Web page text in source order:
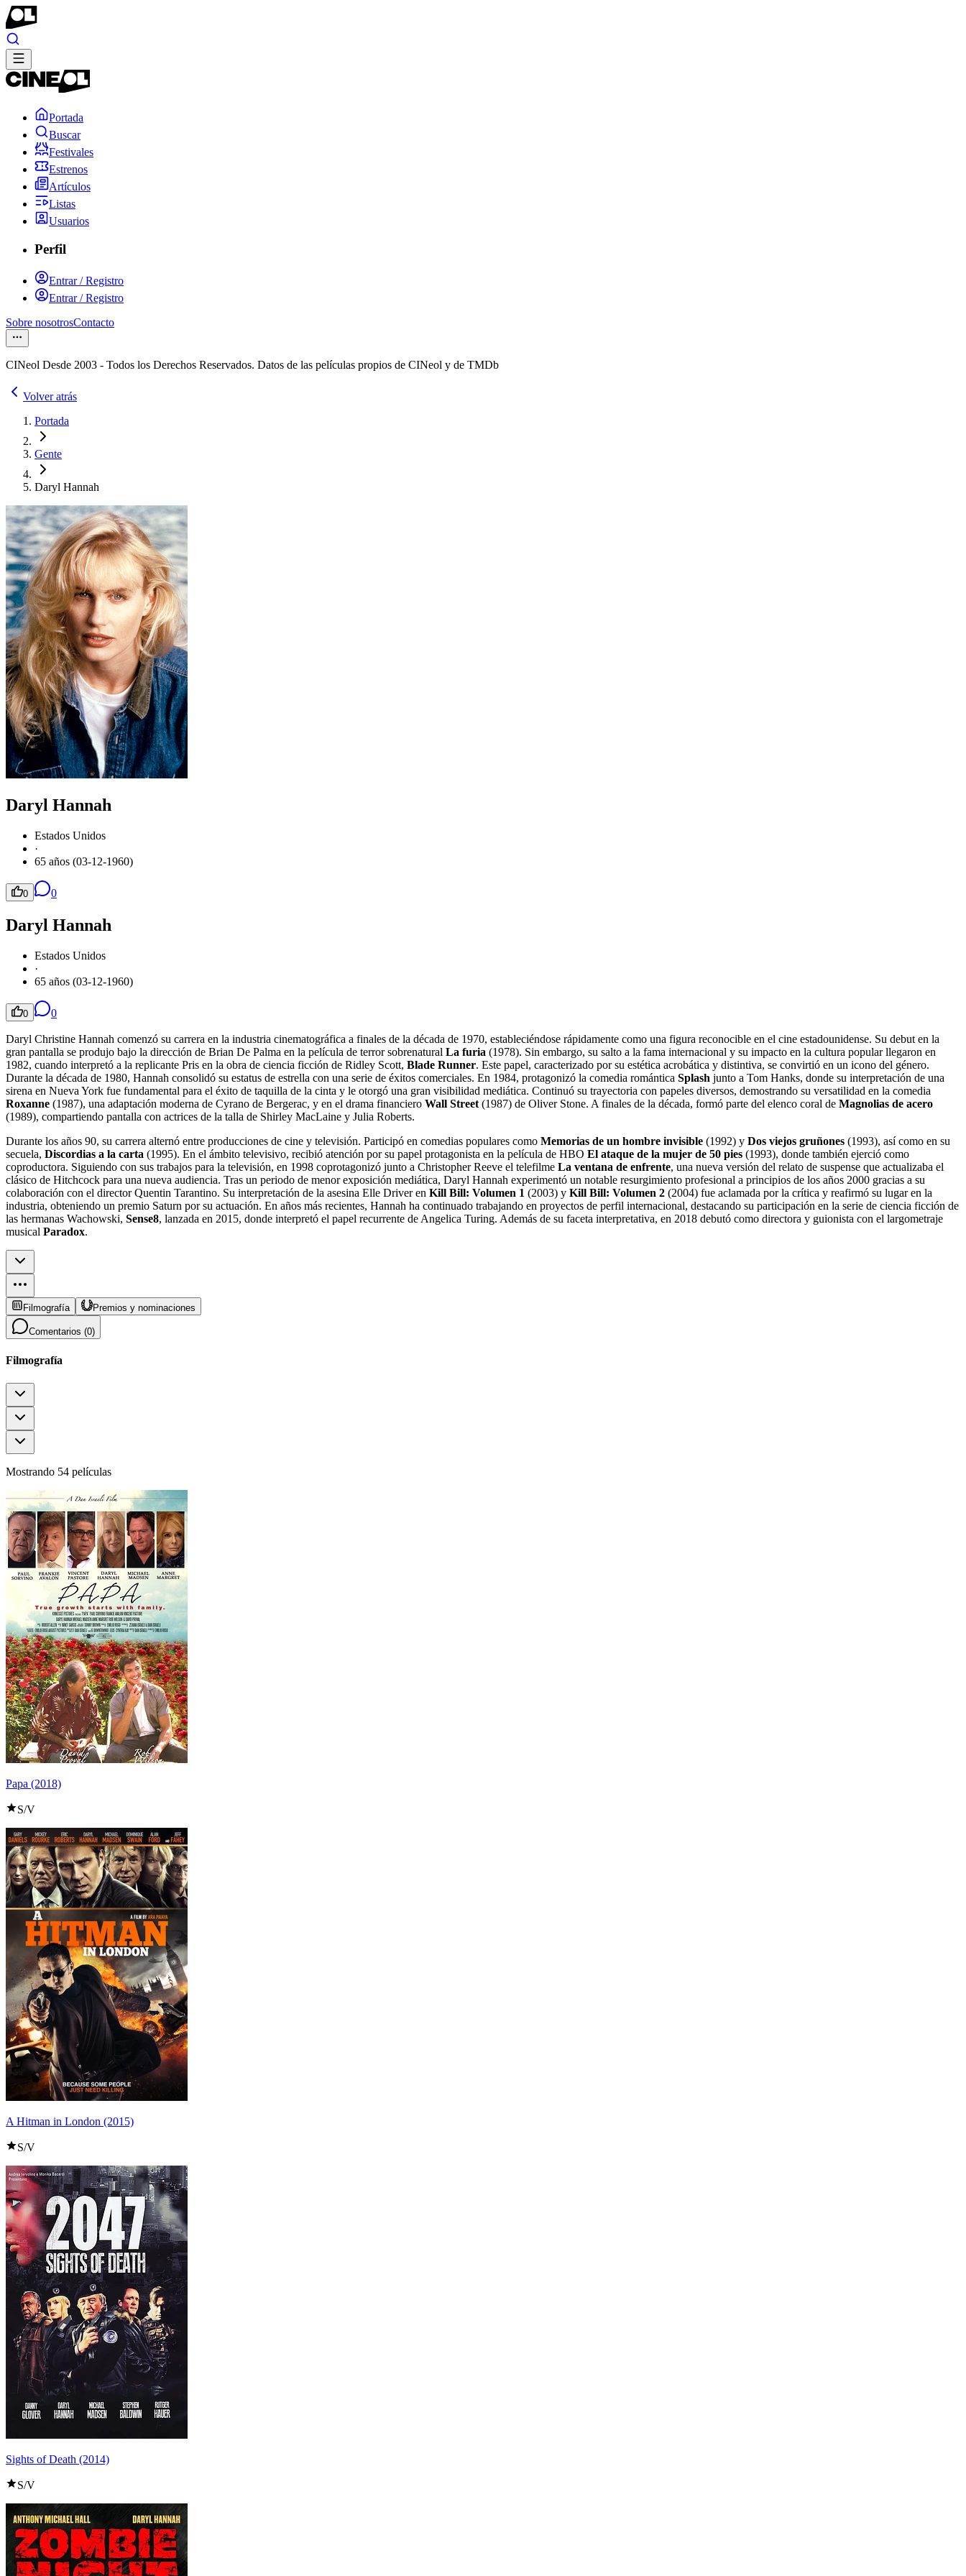
Portada
Buscar
Festivales
Estrenos
Artículos
Listas
Usuarios
Perfil
Entrar / Registro
Entrar / Registro
Sobre nosotrosContacto
CINeol Desde 2003 - Todos los Derechos Reservados. Datos de las películas propios de CINeol y de TMDb
Volver atrás
Portada
Gente
Daryl Hannah
Daryl Hannah
Estados Unidos
·
65 años (03-12-1960)
0 0
Daryl Hannah
Estados Unidos
·
65 años (03-12-1960)
0 0
Daryl Christine Hannah comenzó su carrera en la industria cinematográfica a finales de la década de 1970, estableciéndose rápidamente como una figura reconocible en el cine estadounidense. Su debut en la
gran pantalla se produjo bajo la dirección de Brian De Palma en la película de terror sobrenatural La furia (1978). Sin embargo, su salto a la fama internacional y su impacto en la cultura popular llegaron en
1982, cuando interpretó a la replicante Pris en la obra de ciencia ficción de Ridley Scott, Blade Runner. Este papel, caracterizado por su estética acrobática y distintiva, se convirtió en un icono del género.
Durante la década de 1980, Hannah consolidó su estatus de estrella con una serie de éxitos comerciales. En 1984, protagonizó la comedia romántica Splash junto a Tom Hanks, donde su interpretación de una
sirena en Nueva York fue fundamental para el éxito de taquilla de la cinta y le otorgó una gran visibilidad mediática. Continuó su trayectoria con papeles diversos, demostrando su versatilidad en la comedia
Roxanne (1987), una adaptación moderna de Cyrano de Bergerac, y en el drama financiero Wall Street (1987) de Oliver Stone. A finales de la década, formó parte del elenco coral de Magnolias de acero
(1989), compartiendo pantalla con actrices de la talla de Shirley MacLaine y Julia Roberts.
Durante los años 90, su carrera alternó entre producciones de cine y televisión. Participó en comedias populares como Memorias de un hombre invisible (1992) y Dos viejos gruñones (1993), así como en su
secuela, Discordias a la carta (1995). En el ámbito televisivo, recibió atención por su papel protagonista en la película de HBO El ataque de la mujer de 50 pies (1993), donde también ejerció como
coproductora. Siguiendo con sus trabajos para la televisión, en 1998 coprotagonizó junto a Christopher Reeve el telefilme La ventana de enfrente, una nueva versión del relato de suspense que actualizaba el
clásico de Hitchcock para una nueva audiencia. Tras un periodo de menor exposición mediática, Daryl Hannah experimentó un notable resurgimiento profesional a principios de los años 2000 gracias a su
colaboración con el director Quentin Tarantino. Su interpretación de la asesina Elle Driver en Kill Bill: Volumen 1 (2003) y Kill Bill: Volumen 2 (2004) fue aclamada por la crítica y reafirmó su lugar en la
industria, obteniendo un premio Saturn por su actuación. En años más recientes, Hannah ha continuado trabajando en proyectos de perfil internacional, destacando su participación en la serie de ciencia ficción de
las hermanas Wachowski, Sense8, lanzada en 2015, donde interpretó el papel recurrente de Angelica Turing. Además de su faceta interpretativa, en 2018 debutó como directora y guionista con el largometraje
musical Paradox.
Filmografía Premios y nominaciones
Comentarios (0)
Filmografía
Mostrando 54 películas
Papa (2018)
S/V
A Hitman in London (2015)
S/V
Sights of Death (2014)
S/V